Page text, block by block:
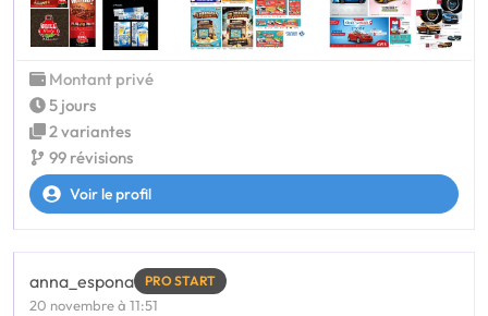
Montant privé
5 jours
2 variantes
99 révisions
Voir le profil
anna_espona PRO START
20 novembre à 11:51